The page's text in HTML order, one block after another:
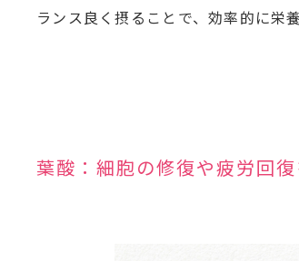
ランス良く摂ることで、効率的に栄
葉酸：細胞の修復や疲労回